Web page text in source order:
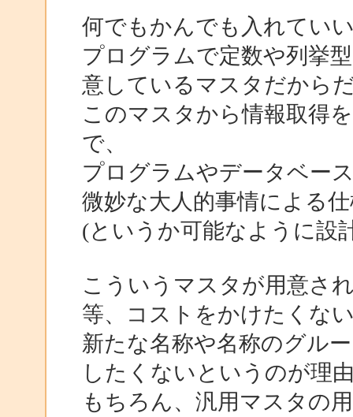
何でもかんでも入れてい
プログラムで定数や列挙
意しているマスタだから
このマスタから情報取得
で、
プログラムやデータベー
微妙な大人的事情による
(というか可能なように設
こういうマスタが用意さ
等、コストをかけたくな
新たな名称や名称のグル
したくないというのが理
もちろん、汎用マスタの